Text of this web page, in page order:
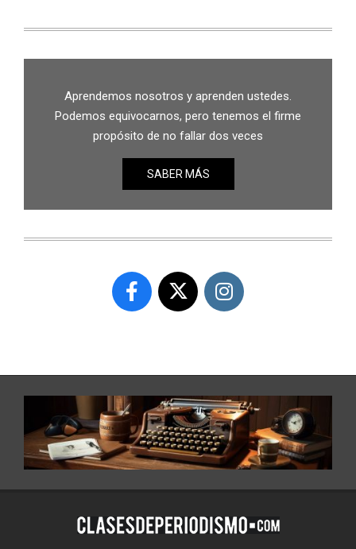
Aprendemos nosotros y aprenden ustedes.
Podemos equivocarnos, pero tenemos el firme
propósito de no fallar dos veces
SABER MÁS